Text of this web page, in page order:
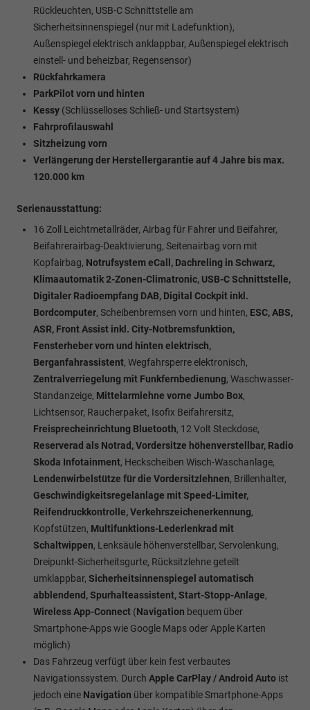
Rückleuchten, USB-C Schnittstelle am
Sicherheitsinnenspiegel (nur mit Ladefunktion),
Außenspiegel elektrisch anklappbar, Außenspiegel elektrisch
einstell- und beheizbar, Regensensor)
Rückfahrkamera
ParkPilot vorn und hinten
Kessy (Schlüsselloses Schließ- und Startsystem)
Fahrprofilauswahl
Sitzheizung vorn
Verlängerung der Herstellergarantie auf 4 Jahre bis max.
120.000 km
Serienausstattung:
16 Zoll Leichtmetallräder, Airbag für Fahrer und Beifahrer,
Beifahrerairbag-Deaktivierung, Seitenairbag vorn mit
Kopfairbag, Notrufsystem eCall, Dachreling in Schwarz,
Klimaautomatik 2-Zonen-Climatronic, USB-C Schnittstelle,
Digitaler Radioempfang DAB, Digital Cockpit inkl.
Bordcomputer, Scheibenbremsen vorn und hinten, ESC, ABS,
ASR, Front Assist inkl. City-Notbremsfunktion,
Fensterheber vorn und hinten elektrisch,
Berganfahrassistent, Wegfahrsperre elektronisch,
Zentralverriegelung mit Funkfernbedienung, Waschwasser-
Standanzeige, Mittelarmlehne vorne Jumbo Box,
Lichtsensor, Raucherpaket, Isofix Beifahrersitz,
Freisprecheinrichtung Bluetooth, 12 Volt Steckdose,
Reserverad als Notrad, Vordersitze höhenverstellbar, Radio
Skoda Infotainment, Heckscheiben Wisch-Waschanlage,
Lendenwirbelstütze für die Vordersitzlehnen, Brillenhalter,
Geschwindigkeitsregelanlage mit Speed-Limiter,
Reifendruckkontrolle, Verkehrszeichenerkennung,
Kopfstützen, Multifunktions-Lederlenkrad mit
Schaltwippen, Lenksäule höhenverstellbar, Servolenkung,
Dreipunkt-Sicherheitsgurte, Rücksitzlehne geteilt
umklappbar, Sicherheitsinnenspiegel automatisch
abblendend, Spurhalteassistent, Start-Stopp-Anlage,
Wireless App-Connect (Navigation bequem über
Smartphone-Apps wie Google Maps oder Apple Karten
möglich)
Das Fahrzeug verfügt über kein fest verbautes
Navigationssystem. Durch Apple CarPlay / Android Auto ist
jedoch eine Navigation über kompatible Smartphone-Apps